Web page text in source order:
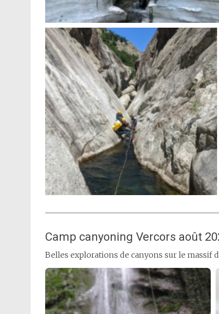
Camp canyoning Vercors août
Belles explorations de canyons sur le massif